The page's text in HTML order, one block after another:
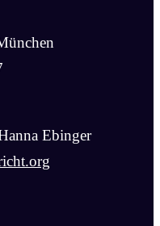
Ebinger